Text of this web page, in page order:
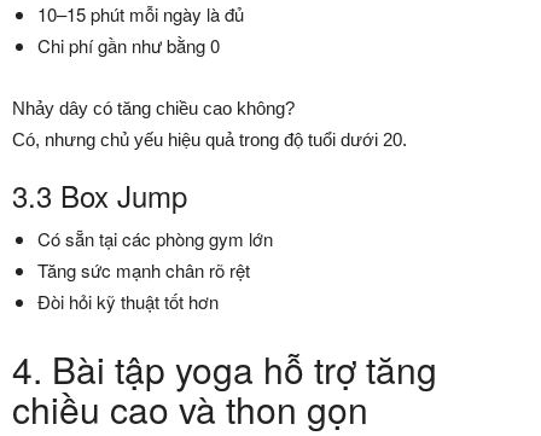
10–15 phút mỗi ngày là đủ
Chi phí gần như bằng 0
Nhảy dây có tăng chiều cao không?
Có, nhưng chủ yếu hiệu quả trong độ tuổi dưới 20.
3.3 Box Jump
Có sẵn tại các phòng gym lớn
Tăng sức mạnh chân rõ rệt
Đòi hỏi kỹ thuật tốt hơn
4. Bài tập yoga hỗ trợ tăng
chiều cao và thon gọn